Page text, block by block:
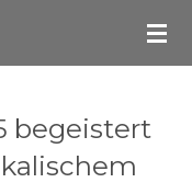
begeistert